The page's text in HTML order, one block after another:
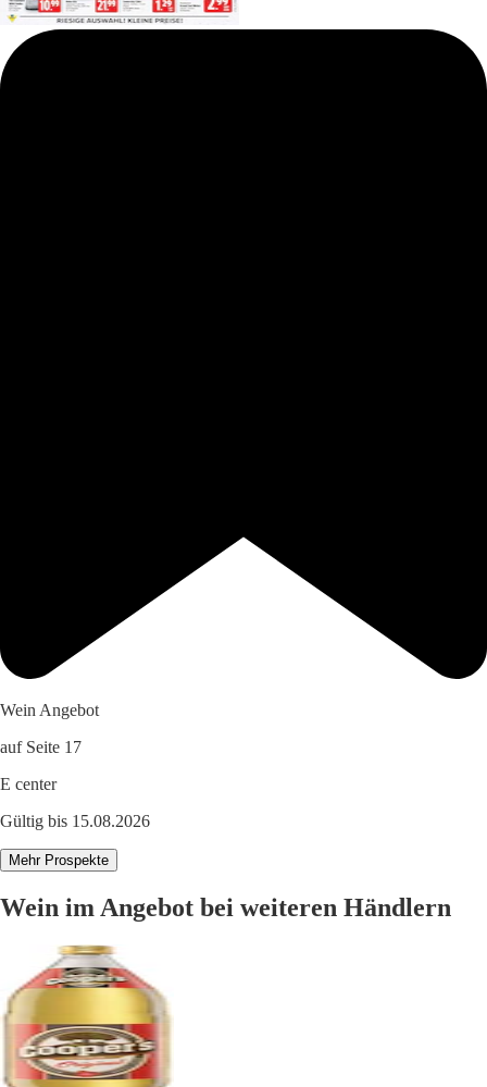
Wein Angebot
auf Seite 17
E center
Gültig bis 15.08.2026
Mehr Prospekte
Wein im Angebot bei weiteren Händlern